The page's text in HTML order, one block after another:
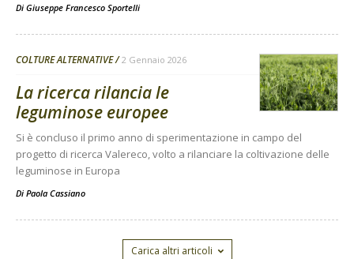
Di Giuseppe Francesco Sportelli
COLTURE ALTERNATIVE 2 Gennaio 2026
La ricerca rilancia le
leguminose europee
Si è concluso il primo anno di sperimentazione in campo del
progetto di ricerca Valereco, volto a rilanciare la coltivazione delle
leguminose in Europa
Di Paola Cassiano
Carica altri articoli